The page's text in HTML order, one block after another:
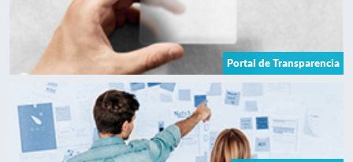
Portal de Transparencia